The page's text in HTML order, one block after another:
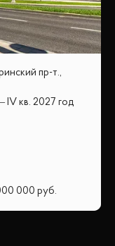
пр-т.,
IV кв. 2027 год
000 руб.